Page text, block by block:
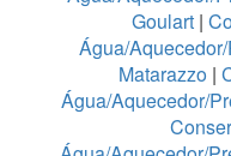
Goulart |
Água/
Matarazzo |
Água/Aquecedor/